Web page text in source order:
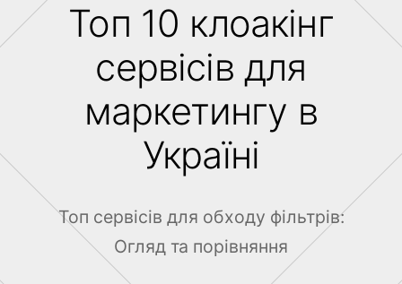
Топ 10 клоакінг
сервісів для
маркетингу в
Україні
Топ сервісів для обходу фільтрів:
Огляд та порівняння